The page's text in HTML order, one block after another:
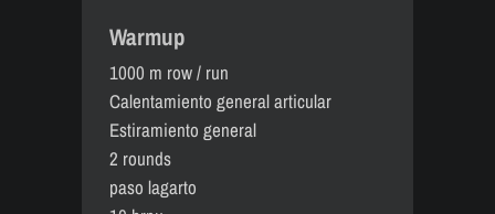
Warmup
1000 m row / run
Calentamiento general articular
Estiramiento general
2 rounds
paso lagarto